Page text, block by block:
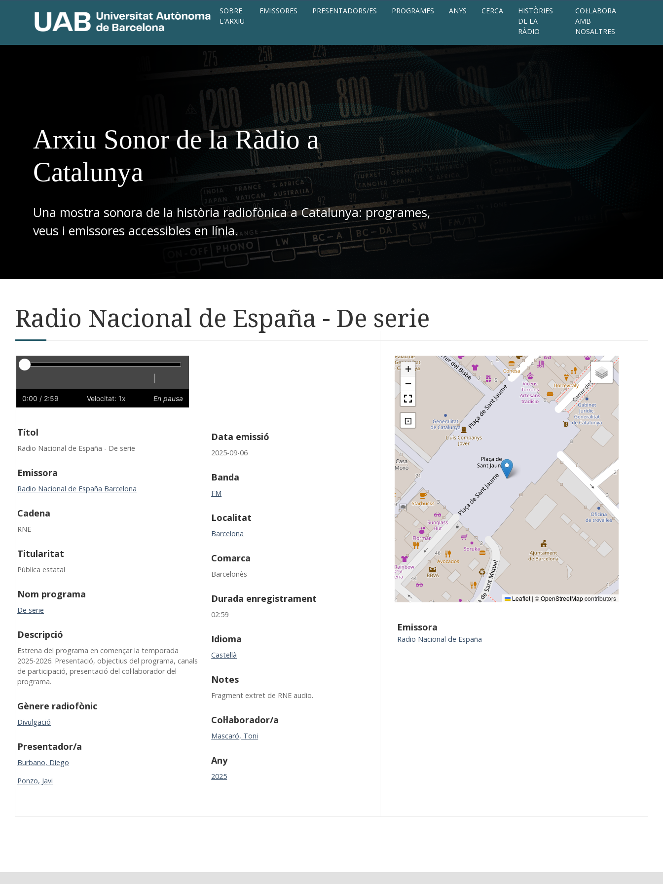
SOBRE
L'ARXIU
EMISSORES PRESENTADORS/ES PROGRAMES ANYS CERCA
HISTÒRIES
DE LA
RÀDIO
COL·LABORA
AMB
NOSALTRES
Arxiu Sonor de la Ràdio a
Catalunya
Una mostra sonora de la història radiofònica a Catalunya: programes,
veus i emissores accessibles en línia.
Radio Nacional de España - De serie
Reproductor
Lent
0:00 / 2:59 Velocitat: 1x En pausa
Títol
Radio Nacional de España - De serie
Emissora
Radio Nacional de España Barcelona
Cadena
RNE
Titularitat
Pública estatal
Nom programa
De serie
Descripció
Estrena del programa en començar la temporada
2025-2026. Presentació, objectius del programa, canals
de participació, presentació del col·laborador del
programa.
Gènere radiofònic
Divulgació
Presentador/a
Burbano, Diego
Ponzo, Javi
Data emissió
2025-09-06
Banda
FM
Localitat
Barcelona
Comarca
Barcelonès
Durada enregistrament
02:59
Idioma
Castellà
Notes
Fragment extret de RNE audio.
Col·laborador/a
Mascaró, Toni
Any
2025
+
−
⊡
Leaflet | ©OpenStreetMapcontributors
Emissora
Radio Nacional de España